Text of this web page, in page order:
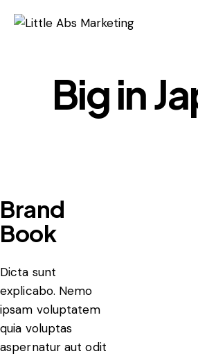
Big in
Brand
Book
Dicta sunt
explicabo. Nemo
ipsam voluptatem
quia voluptas
aspernatur aut odit